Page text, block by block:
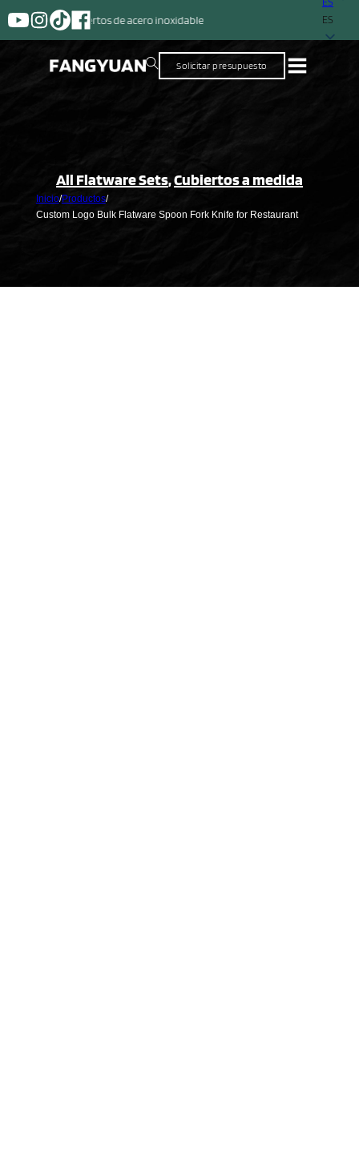
Un proveedor con
ES
Solicitar presupuesto
All Flatware Sets,Cubiertos a medida
Inicio/Productos/
Custom Logo Bulk Flatware Spoon Fork Knife for Restaurant